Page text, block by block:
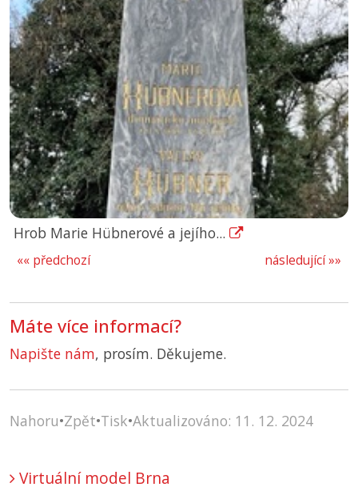
Hrob Marie Hübnerové a jejího...
následující »»
«« předchozí
Máte více informací?
Napište nám, prosím. Děkujeme.
Nahoru•Zpět•Tisk•Aktualizováno: 11. 12. 2024
Virtuální model Brna